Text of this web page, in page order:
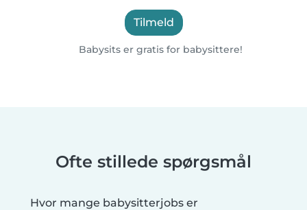
Tilmeld
Babysits er gratis for babysittere!
Ofte stillede spørgsmål
Hvor mange babysitterjobs er